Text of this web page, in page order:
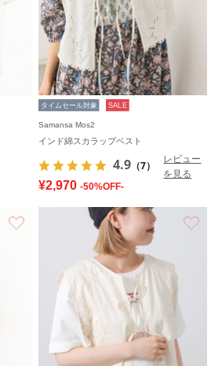
タイムセール対象 SALE
Samansa Mos2
インド綿スカラップベスト
4.9 （7）
レビュー
を見る
¥2,970 -50%OFF-